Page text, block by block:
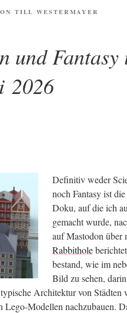
TILL WESTERMAYER
und Fantasy
2026
Defi­ni­tiv weder
noch Fan­ta­sy ist
Doku, auf die ich
gemacht wur­de,
auf Mast­o­don über
Rab­bit­ho­le
bestand, wie im
Bild zu sehen,
Archi­tek­tur von
Model­len nach­zu­bau­en.